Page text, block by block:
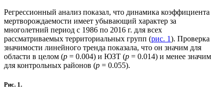
Регрессионный анализ показал, что динамика коэффициента
мертворождаемости имеет убывающий характер за
многолетний период с 1986 по 2016 г. для всех
рассматриваемых территориальных групп (рис. 1). Проверка
значимости линейного тренда показала, что он значим для
области в целом (p = 0.004) и ЮЗТ (p = 0.014) и менее значим
для контрольных районов (p = 0.055).
Рис. 1.